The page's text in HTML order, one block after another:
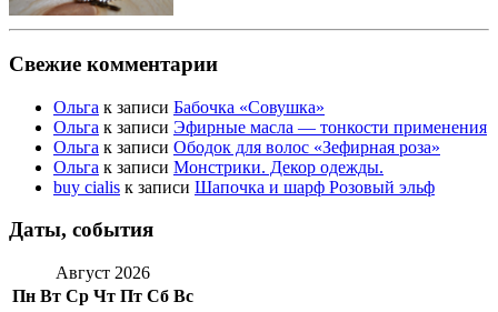
Свежие комментарии
Ольга к записи Бабочка «Совушка»
Ольга к записи Эфирные масла — тонкости применения
Ольга к записи Ободок для волос «Зефирная роза»
Ольга к записи Монстрики. Декор одежды.
buy cialis к записи Шапочка и шарф Розовый эльф
Даты, события
Август 2026
Пн Вт Ср Чт Пт Сб Вс